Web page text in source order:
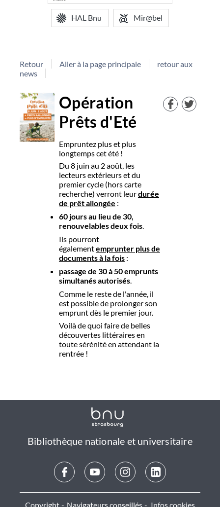
HAL Bnu Mir@bel
Retour Aller à la page principale
retour aux
news
Opération
Prêts d'Eté
Empruntez plus et plus
longtemps cet été !
Du 8 juin au 2 août, les
lecteurs extérieurs et du
premier cycle (hors carte
recherche) verront leurdurée
de prêt allongée :
60 jours au lieu de 30,
renouvelables deux fois.
Ils pourront
égalementemprunter plus de
documents à la fois :
passage de 30 à 50 emprunts
simultanés autorisés.
Comme le reste de l'année, il
est possible de prolonger son
emprunt dès le premier jour.
Voilà de quoi faire de belles
découvertes littéraires en
toute sérénité en attendant la
rentrée !
Bibliothèque nationale et universitaire
Copyright Navigateurs conseillés Infos cookies